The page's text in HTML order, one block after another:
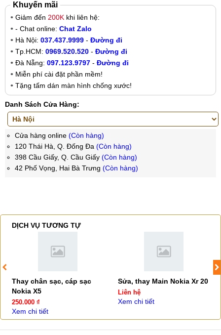
Khuyến mãi
Giảm đến 200K khi liên hệ:
- Chat online: Chat Zalo
Hà Nội: 037.437.9999 - Đường đi
Tp.HCM: 0969.520.520 - Đường đi
Đà Nẵng: 097.123.9797 - Đường đi
Miễn phí cài đặt phần mềm!
Tặng tấm dán màn hình chống xước!
Danh Sách Cửa Hàng:
Cửa hàng online (Còn hàng)
120 Thái Hà, Q. Đống Đa (Còn hàng)
398 Cầu Giấy, Q. Cầu Giấy (Còn hàng)
42 Phố Vọng, Hai Bà Trưng (Còn hàng)
DỊCH VỤ TƯƠNG TỰ
Thay chân sạc, cáp sạc
Nokia X5
250.000 ₫
Xem chi tiết
Sửa, thay Main Nokia Xr 20
Liên hệ
Xem chi tiết